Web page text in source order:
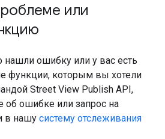
или
нашли ошибку или у вас есть
функции, которым вы хотели
Street View Publish API,
об ошибке или запрос на
в нашу систему отслеживания